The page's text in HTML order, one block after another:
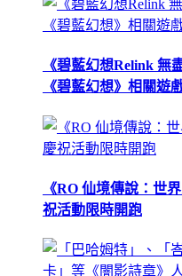
《碧藍幻想Relink 無
《碧藍幻想》相關遊
《RO 仙境傳說：世
祝活動限時開跑